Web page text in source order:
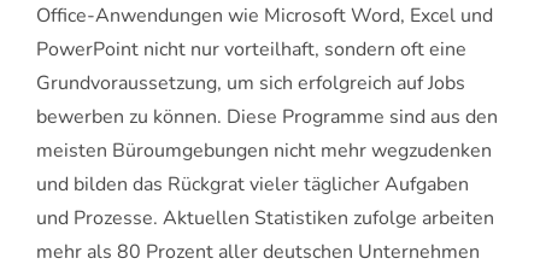
Office-Anwendungen wie Microsoft Word, Excel und
PowerPoint nicht nur vorteilhaft, sondern oft eine
Grundvoraussetzung, um sich erfolgreich auf Jobs
bewerben zu können. Diese Programme sind aus den
meisten Büroumgebungen nicht mehr wegzudenken
und bilden das Rückgrat vieler täglicher Aufgaben
und Prozesse. Aktuellen Statistiken zufolge arbeiten
mehr als 80 Prozent aller deutschen Unternehmen